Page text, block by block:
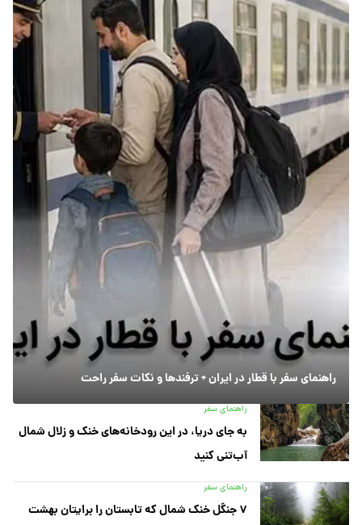
راهنمای سفر با قطار در ایران + ترفندها و نکات سفر راحت
راهنمای سفر
به جای دریا، در این رودخانه‌های خنک و زلال شمال
آب‌تنی کنید
راهنمای سفر
۷ جنگل خنک شمال که تابستان را برایتان بهشت